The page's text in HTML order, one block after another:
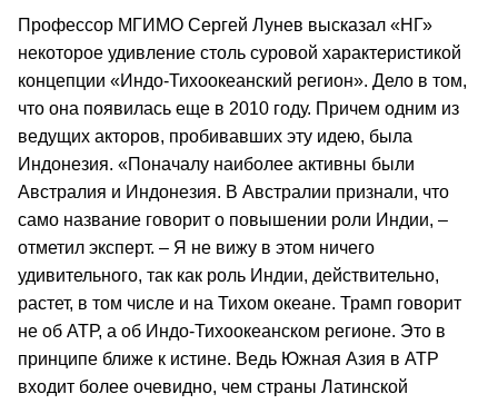
Профессор МГИМО Сергей Лунев высказал «НГ»
некоторое удивление столь суровой характеристикой
концепции «Индо-Тихоокеанский регион». Дело в том,
что она появилась еще в 2010 году. Причем одним из
ведущих акторов, пробивавших эту идею, была
Индонезия. «Поначалу наиболее активны были
Австралия и Индонезия. В Австралии признали, что
само название говорит о повышении роли Индии, –
отметил эксперт. – Я не вижу в этом ничего
удивительного, так как роль Индии, действительно,
растет, в том числе и на Тихом океане. Трамп говорит
не об АТР, а об Индо-Тихоокеанском регионе. Это в
принципе ближе к истине. Ведь Южная Азия в АТР
входит более очевидно, чем страны Латинской